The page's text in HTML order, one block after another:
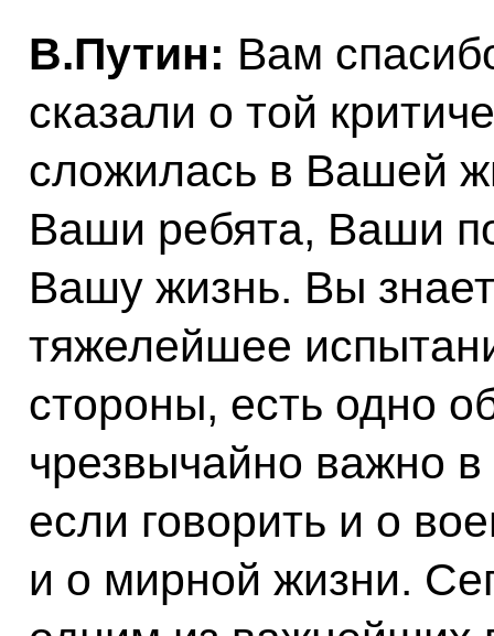
В.Путин: Вам
сказали о той
сложилась в Вашей
Ваши ребята, Ваши
Вашу жизнь. Вы
тяжелейшее
стороны, есть одно
чрезвычайно важно
если говорить и о
и о мирной жизни.